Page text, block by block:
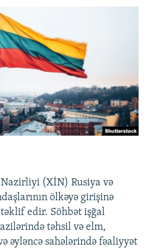
(XİN) Rusiya və
ölkəyə girişinə
təklif edir. Söhbət işğal
təhsil və elm,
əyləncə sahələrində fəaliyyət